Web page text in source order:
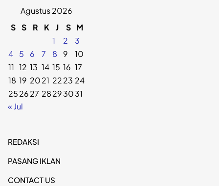
Agustus 2026
S S R K J S M
1
2
3
4
5 6 7 8 9
10
11 12 13 14 15 16 17
18 19 2021 2223 24
252627 28293031
« Jul
REDAKSI
PASANG IKLAN
CONTACT US